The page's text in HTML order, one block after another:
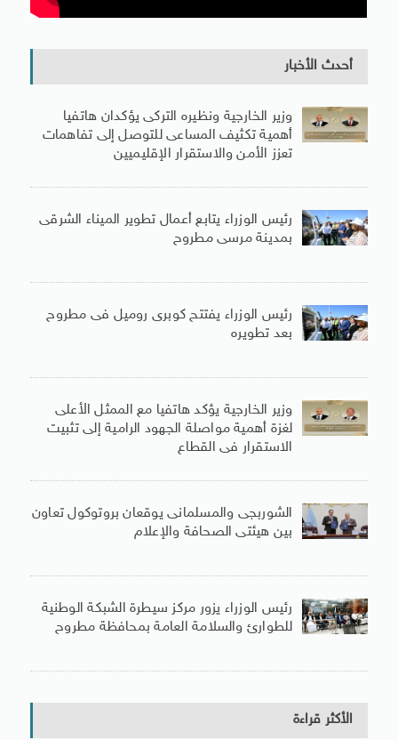
أحدث الأخبار
وزير الخارجية ونظيره التركى يؤكدان هاتفيا
أهمية تكثيف المساعى للتوصل إلى تفاهمات
تعزز الأمن والاستقرار الإقليميين
رئيس الوزراء يتابع أعمال تطوير الميناء الشرقى
بمدينة مرسى مطروح
رئيس الوزراء يفتتح كوبرى روميل فى مطروح
بعد تطويره
وزير الخارجية يؤكد هاتفيا مع الممثل الأعلى
لغزة أهمية مواصلة الجهود الرامية إلى تثبيت
الاستقرار فى القطاع
الشوربجى والمسلمانى يوقعان بروتوكول تعاون
بين هيئتى الصحافة والإعلام
رئيس الوزراء يزور مركز سيطرة الشبكة الوطنية
للطوارئ والسلامة العامة بمحافظة مطروح
الأكثر قراءة